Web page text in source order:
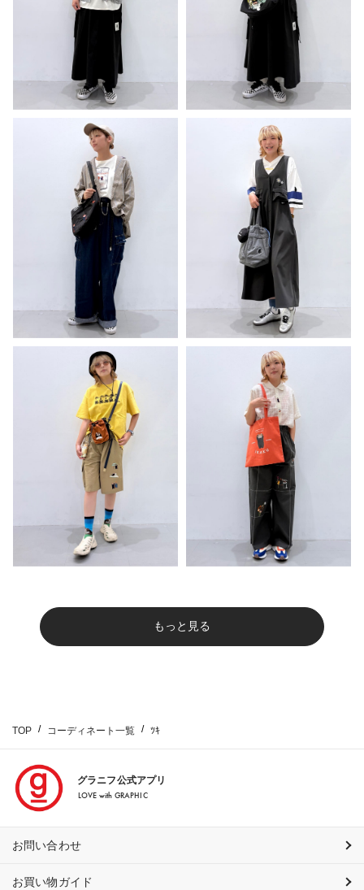
もっと見る
TOP コーディネート一覧 ﾂｷ
グラニフ公式アプリ
LOVE with GRAPHIC
お問い合わせ
お買い物ガイド